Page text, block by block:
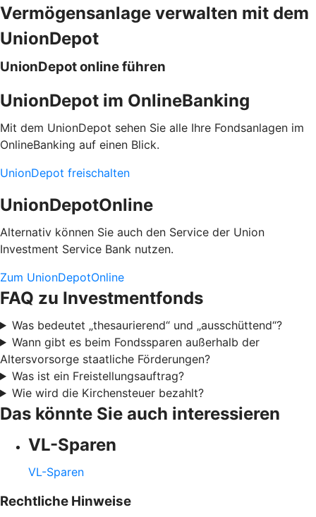
Vermögensanlage verwalten mit dem
UnionDepot
UnionDepot online führen
UnionDepot im OnlineBanking
Mit dem UnionDepot sehen Sie alle Ihre Fondsanlagen im
OnlineBanking auf einen Blick.
UnionDepot freischalten
UnionDepotOnline
Alternativ können Sie auch den Service der Union
Investment Service Bank nutzen.
Zum UnionDepotOnline
FAQ zu Investmentfonds
Was bedeutet „thesaurierend“ und „ausschüttend“?
Wann gibt es beim Fondssparen außerhalb der
Altersvorsorge staatliche Förderungen?
Was ist ein Freistellungsauftrag?
Wie wird die Kirchensteuer bezahlt?
Das könnte Sie auch interessieren
VL-Sparen
VL-Sparen
Rechtliche Hinweise